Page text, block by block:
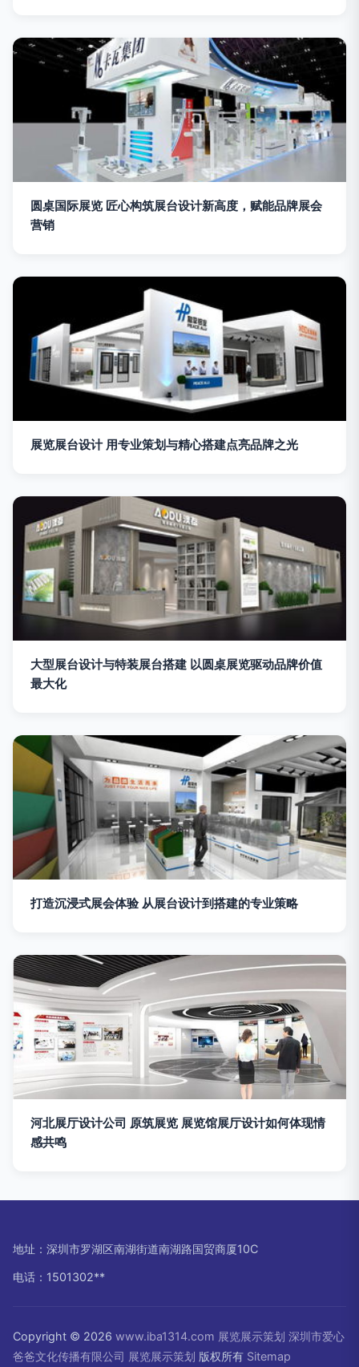
圆桌国际展览 匠心构筑展台设计新高度，赋能品牌展会
营销
展览展台设计 用专业策划与精心搭建点亮品牌之光
大型展台设计与特装展台搭建 以圆桌展览驱动品牌价值
最大化
打造沉浸式展会体验 从展台设计到搭建的专业策略
河北展厅设计公司 原筑展览 展览馆展厅设计如何体现情
感共鸣
地址：深圳市罗湖区南湖街道南湖路国贸商厦10C
电话：1501302**
Copyright © 2026 www.iba1314.com 展览展示策划 深圳市爱心
爸爸文化传播有限公司 展览展示策划 版权所有 Sitemap